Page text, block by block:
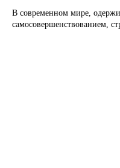
В современном мире,
самосовершенствованием,